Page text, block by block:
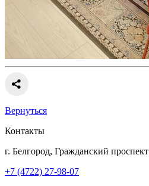
Вернуться
Контакты
г. Белгород, Гражданский
+7 (4722) 27-98-07